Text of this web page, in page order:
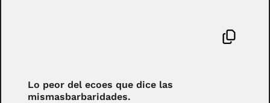
Lo peor del ecoes que dice las
mismasbarbaridades.